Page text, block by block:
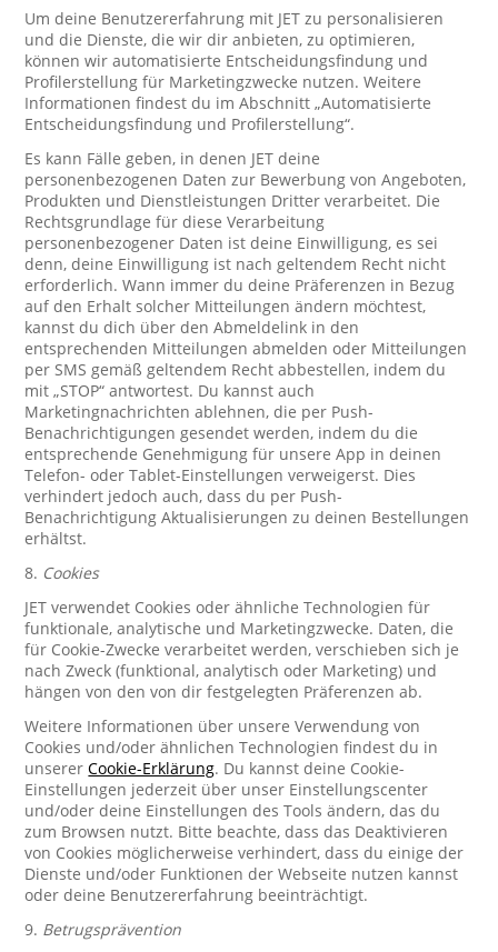
Um deine Benutzererfahrung mit JET zu personalisieren
und die Dienste, die wir dir anbieten, zu optimieren,
können wir automatisierte Entscheidungsfindung und
Profilerstellung für Marketingzwecke nutzen. Weitere
Informationen findest du im Abschnitt „Automatisierte
Entscheidungsfindung und Profilerstellung“.
Es kann Fälle geben, in denen JET deine
personenbezogenen Daten zur Bewerbung von Angeboten,
Produkten und Dienstleistungen Dritter verarbeitet. Die
Rechtsgrundlage für diese Verarbeitung
personenbezogener Daten ist deine Einwilligung, es sei
denn, deine Einwilligung ist nach geltendem Recht nicht
erforderlich. Wann immer du deine Präferenzen in Bezug
auf den Erhalt solcher Mitteilungen ändern möchtest,
kannst du dich über den Abmeldelink in den
entsprechenden Mitteilungen abmelden oder Mitteilungen
per SMS gemäß geltendem Recht abbestellen, indem du
mit „STOP“ antwortest. Du kannst auch
Marketingnachrichten ablehnen, die per Push-
Benachrichtigungen gesendet werden, indem du die
entsprechende Genehmigung für unsere App in deinen
Telefon- oder Tablet-Einstellungen verweigerst. Dies
verhindert jedoch auch, dass du per Push-
Benachrichtigung Aktualisierungen zu deinen Bestellungen
erhältst.
8. Cookies
JET verwendet Cookies oder ähnliche Technologien für
funktionale, analytische und Marketingzwecke. Daten, die
für Cookie-Zwecke verarbeitet werden, verschieben sich je
nach Zweck (funktional, analytisch oder Marketing) und
hängen von den von dir festgelegten Präferenzen ab.
Weitere Informationen über unsere Verwendung von
Cookies und/oder ähnlichen Technologien findest du in
unsererCookie-Erklärung. Du kannst deine Cookie-
Einstellungen jederzeit über unser Einstellungscenter
und/oder deine Einstellungen des Tools ändern, das du
zum Browsen nutzt. Bitte beachte, dass das Deaktivieren
von Cookies möglicherweise verhindert, dass du einige der
Dienste und/oder Funktionen der Webseite nutzen kannst
oder deine Benutzererfahrung beeinträchtigt.
9. Betrugsprävention